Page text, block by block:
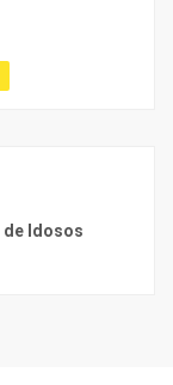
de Idosos